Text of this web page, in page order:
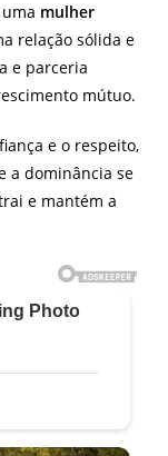
mulher
relação sólida e
e parceria
mútuo.
e o respeito,
a dominância se
e mantém a